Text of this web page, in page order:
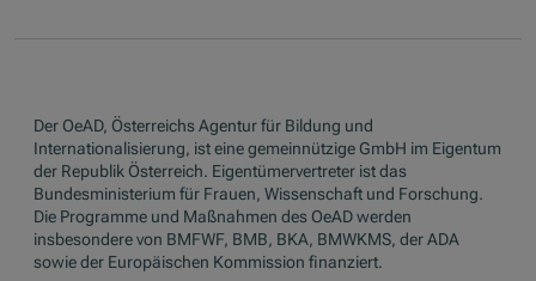
Der OeAD, Österreichs Agentur für Bildung und
Internationalisierung, ist eine gemeinnützige GmbH im Eigentum
der Republik Österreich. Eigentümervertreter ist das
Bundesministerium für Frauen, Wissenschaft und Forschung.
Die Programme und Maßnahmen des OeAD werden
insbesondere von BMFWF, BMB, BKA, BMWKMS, der ADA
sowie der Europäischen Kommission finanziert.